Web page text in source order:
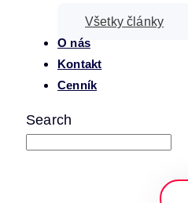
Všetky články
O nás
Kontakt
Cenník
Search